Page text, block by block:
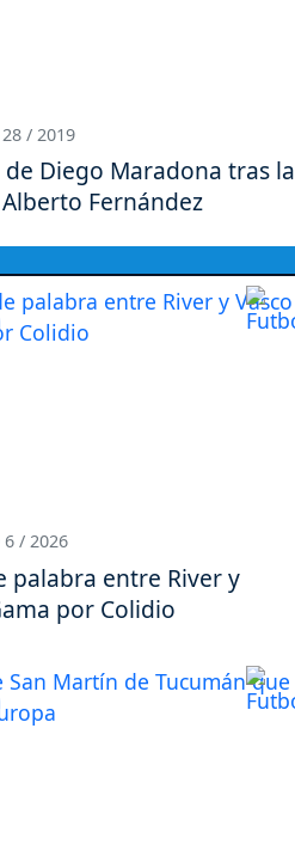
/ 2019
de Diego Maradona tras la
Fernández
6 / 2026
palabra entre River y
por Colidio